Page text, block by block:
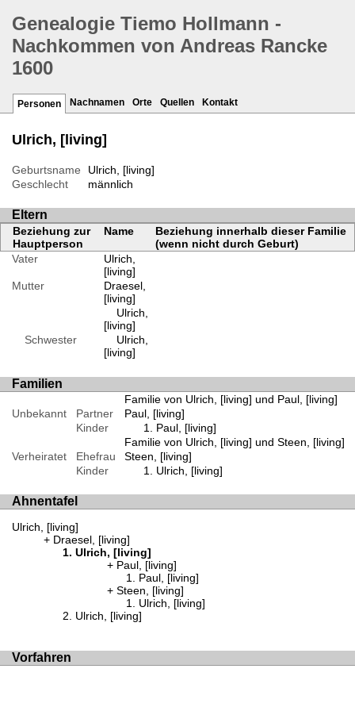
Genealogie Tiemo Hollmann -
Nachkommen von Andreas Rancke
1600
Personen Nachnamen Orte Quellen Kontakt
Ulrich, [living]
Geburtsname
Ulrich, [living]
Geschlecht
männlich
Eltern
Beziehung zur
Hauptperson
Name
Beziehung innerhalb dieser Familie
(wenn nicht durch Geburt)
Vater
Ulrich,
[living]
Mutter
Draesel,
[living]
Ulrich,
[living]
Schwester
Ulrich,
[living]
Familien
Familie von Ulrich, [living] und Paul, [living]
Unbekannt
Partner
Paul, [living]
Kinder
Paul, [living]
Familie von Ulrich, [living] und Steen, [living]
Verheiratet
Ehefrau
Steen, [living]
Kinder
Ulrich, [living]
Ahnentafel
Ulrich, [living]
Draesel, [living]
Ulrich, [living]
Paul, [living]
Paul, [living]
Steen, [living]
Ulrich, [living]
Ulrich, [living]
Vorfahren